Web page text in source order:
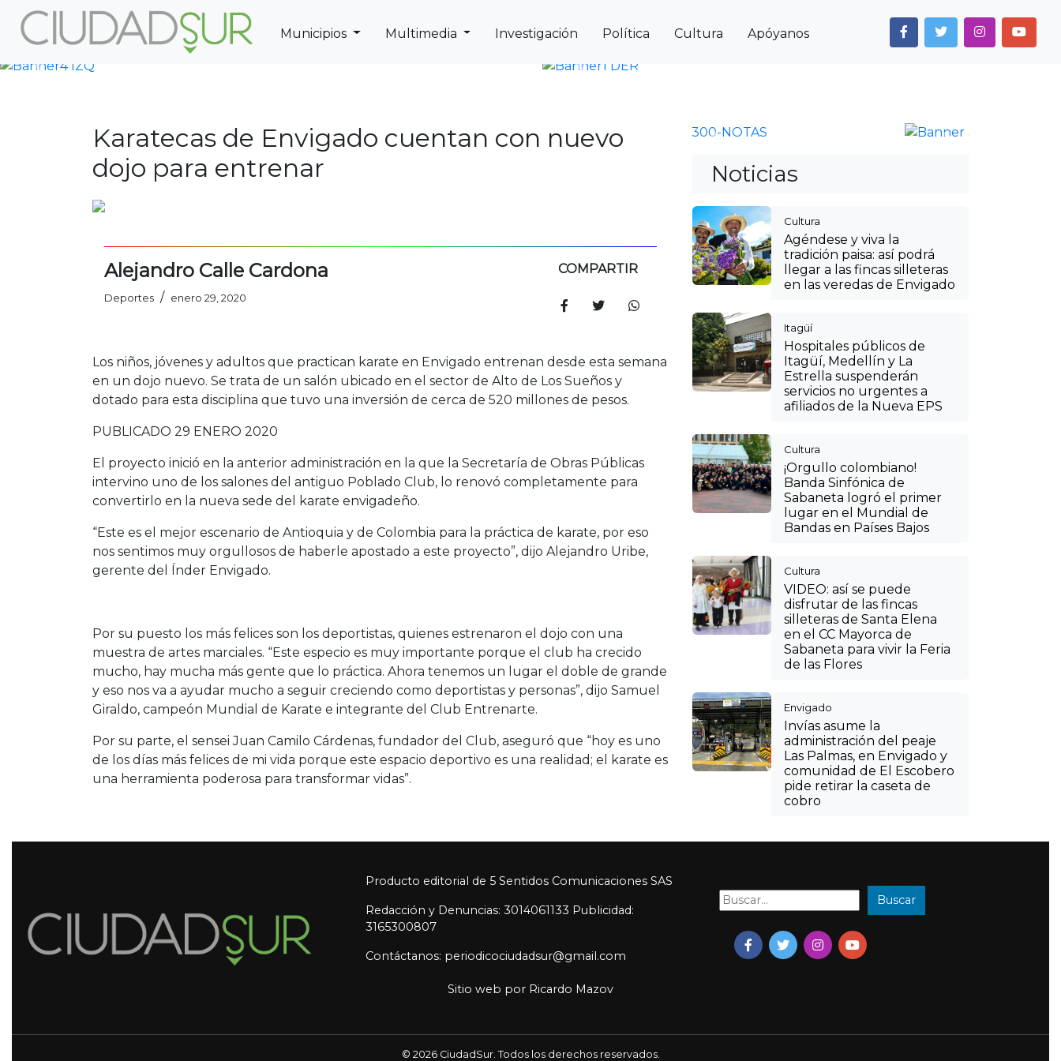
Municipios Multimedia Investigación Política Cultura Apóyanos
Previous Previous
Karatecas de Envigado cuentan con nuevo
dojo para entrenar
Alejandro Calle Cardona
Deportes / enero 29, 2020
COMPARTIR
Los niños, jóvenes y adultos que practican karate en Envigado entrenan desde esta semana
en un dojo nuevo. Se trata de un salón ubicado en el sector de Alto de Los Sueños y
dotado para esta disciplina que tuvo una inversión de cerca de 520 millones de pesos.
PUBLICADO 29 ENERO 2020
El proyecto inició en la anterior administración en la que la Secretaría de Obras Públicas
intervino uno de los salones del antiguo Poblado Club, lo renovó completamente para
convertirlo en la nueva sede del karate envigadeño.
“Este es el mejor escenario de Antioquia y de Colombia para la práctica de karate, por eso
nos sentimos muy orgullosos de haberle apostado a este proyecto”, dijo Alejandro Uribe,
gerente del Índer Envigado.
Por su puesto los más felices son los deportistas, quienes estrenaron el dojo con una
muestra de artes marciales. “Este especio es muy importante porque el club ha crecido
mucho, hay mucha más gente que lo práctica. Ahora tenemos un lugar el doble de grande
y eso nos va a ayudar mucho a seguir creciendo como deportistas y personas”, dijo Samuel
Giraldo, campeón Mundial de Karate e integrante del Club Entrenarte.
Por su parte, el sensei Juan Camilo Cárdenas, fundador del Club, aseguró que “hoy es uno
de los días más felices de mi vida porque este espacio deportivo es una realidad; el karate es
una herramienta poderosa para transformar vidas”.
Noticias
Cultura
Agéndese y viva la
tradición paisa: así podrá
llegar a las fincas silleteras
en las veredas de Envigado
Itagüí
Hospitales públicos de
Itagüí, Medellín y La
Estrella suspenderán
servicios no urgentes a
afiliados de la Nueva EPS
Cultura
¡Orgullo colombiano!
Banda Sinfónica de
Sabaneta logró el primer
lugar en el Mundial de
Bandas en Países Bajos
Cultura
VIDEO: así se puede
disfrutar de las fincas
silleteras de Santa Elena
en el CC Mayorca de
Sabaneta para vivir la Feria
de las Flores
Envigado
Invías asume la
administración del peaje
Las Palmas, en Envigado y
comunidad de El Escobero
pide retirar la caseta de
cobro
Producto editorial de 5 Sentidos Comunicaciones SAS
Redacción y Denuncias: 3014061133 Publicidad:
3165300807
Contáctanos: periodicociudadsur@gmail.com
Buscar: Buscar
Sitio web por Ricardo Mazov
© 2026 CiudadSur. Todos los derechos reservados.